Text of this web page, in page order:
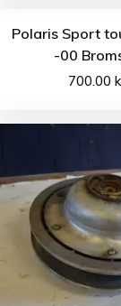
Polaris Sport
-00
700.00